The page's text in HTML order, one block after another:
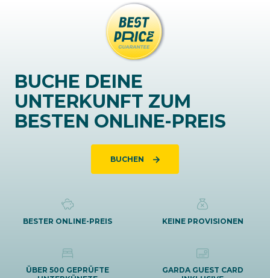
BUCHE DEINE
UNTERKUNFT ZUM
BESTEN ONLINE-PREIS
BUCHEN
BESTER ONLINE-PREIS KEINE PROVISIONEN
ÜBER 500 GEPRÜFTE
GARDA GUEST CARD